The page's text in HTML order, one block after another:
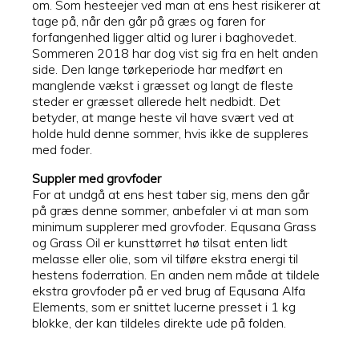
om. Som hesteejer ved man at ens hest risikerer at
tage på, når den går på græs og faren for
forfangenhed ligger altid og lurer i baghovedet.
Sommeren 2018 har dog vist sig fra en helt anden
side. Den lange tørkeperiode har medført en
manglende vækst i græsset og langt de fleste
steder er græsset allerede helt nedbidt. Det
betyder, at mange heste vil have svært ved at
holde huld denne sommer, hvis ikke de suppleres
med foder.
Suppler med grovfoder
For at undgå at ens hest taber sig, mens den går
på græs denne sommer, anbefaler vi at man som
minimum supplerer med grovfoder. Equsana Grass
og Grass Oil er kunsttørret hø tilsat enten lidt
melasse eller olie, som vil tilføre ekstra energi til
hestens foderration. En anden nem måde at tildele
ekstra grovfoder på er ved brug af Equsana Alfa
Elements, som er snittet lucerne presset i 1 kg
blokke, der kan tildeles direkte ude på folden.